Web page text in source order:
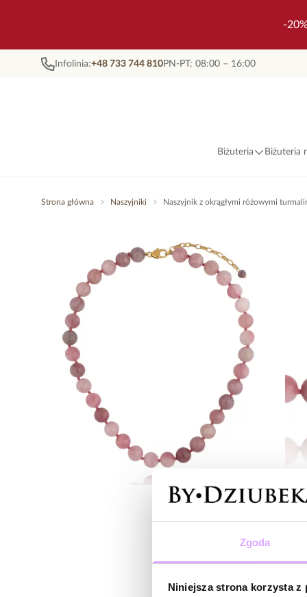
Zgoda
Niniejsza strona korzysta z
-
Infolinia:+48 733 744 810PN-PT: 08:00 – 16:00
Biżuteria Biżuteria
Strona główna Naszyjniki Naszyjnik z okrągłymi różowymi